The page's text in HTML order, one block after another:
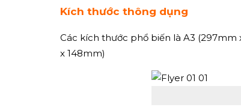
Kích thước thông dụng
Các kích thước phổ biến là A3 (297mm
x 148mm)